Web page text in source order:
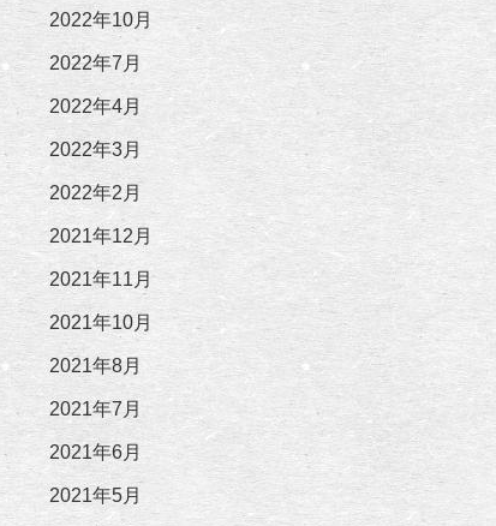
2022年10月
2022年7月
2022年4月
2022年3月
2022年2月
2021年12月
2021年11月
2021年10月
2021年8月
2021年7月
2021年6月
2021年5月